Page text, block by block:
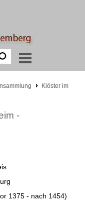
Klöster im
-
1375 - nach 1454)